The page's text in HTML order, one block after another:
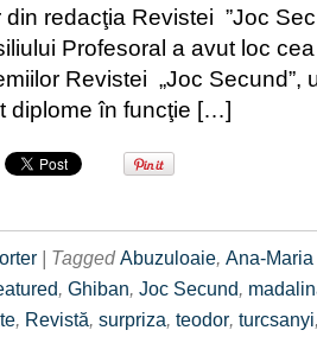
din redacţia Revistei ”Joc
Profesoral a avut loc
Revistei „Joc Secund”,
diplome în funcţie […]
| TaggedAbuzuloaie, Ana-
, Ghiban, Joc Secund,
, Revistă, surpriza, teodor, turcsanyi